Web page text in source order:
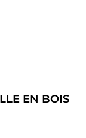
EN BOIS